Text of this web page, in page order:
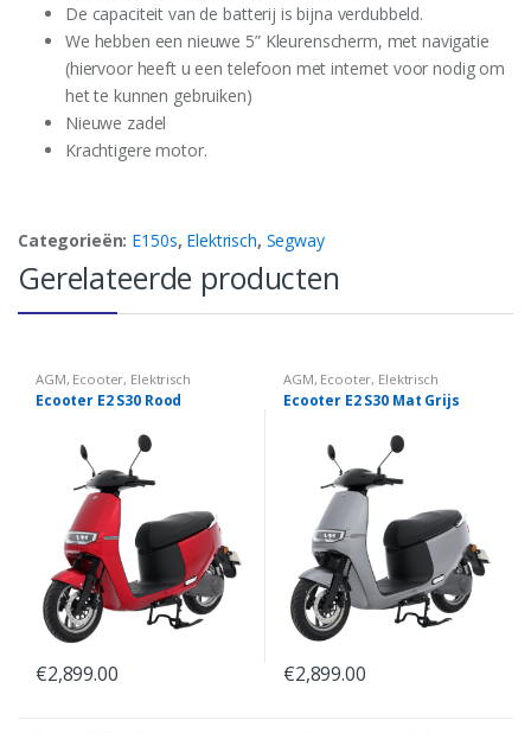
De capaciteit van de batterij is bijna verdubbeld.
We hebben een nieuwe 5” Kleurenscherm, met navigatie
(hiervoor heeft u een telefoon met internet voor nodig om
het te kunnen gebruiken)
Nieuwe zadel
Krachtigere motor.
Categorieën: E150s, Elektrisch, Segway
Gerelateerde producten
AGM, Ecooter, Elektrisch
Ecooter E2 S30 Rood
€2,899.00
AGM, Ecooter, Elektrisch
Ecooter E2 S30 Mat Grijs
€2,899.00